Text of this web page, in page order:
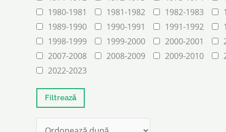
1980-1981
1981-1982 1982-1983
1989-1990
1990-1991 1991-1992
1998-1999
1999-2000 2000-2001
2007-2008
2008-2009 2009-2010
2022-2023